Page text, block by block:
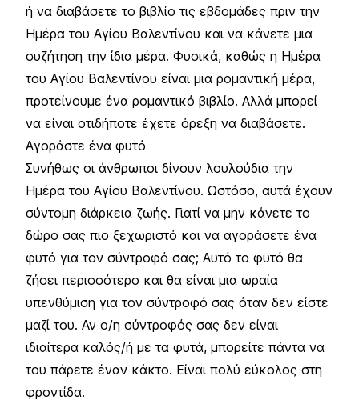
ή να διαβάσετε το βιβλίο τις εβδομάδες πριν την
Ημέρα του Αγίου Βαλεντίνου και να κάνετε μια
συζήτηση την ίδια μέρα. Φυσικά, καθώς η Ημέρα
του Αγίου Βαλεντίνου είναι μια ρομαντική μέρα,
προτείνουμε ένα ρομαντικό βιβλίο. Αλλά μπορεί
να είναι οτιδήποτε έχετε όρεξη να διαβάσετε.
Αγοράστε ένα φυτό
Συνήθως οι άνθρωποι δίνουν λουλούδια την
Ημέρα του Αγίου Βαλεντίνου. Ωστόσο, αυτά έχουν
σύντομη διάρκεια ζωής. Γιατί να μην κάνετε το
δώρο σας πιο ξεχωριστό και να αγοράσετε ένα
φυτό για τον σύντροφό σας; Αυτό το φυτό θα
ζήσει περισσότερο και θα είναι μια ωραία
υπενθύμιση για τον σύντροφό σας όταν δεν είστε
μαζί του. Αν ο/η σύντροφός σας δεν είναι
ιδιαίτερα καλός/ή με τα φυτά, μπορείτε πάντα να
του πάρετε έναν κάκτο. Είναι πολύ εύκολος στη
φροντίδα.